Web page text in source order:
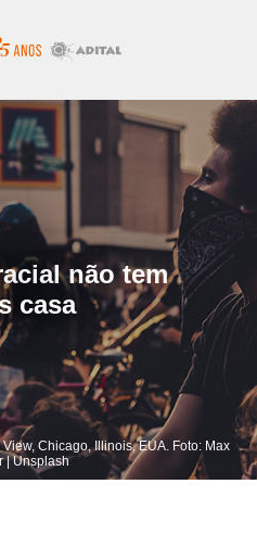
não tem
casa
Chicago, Illinois, EUA. Foto: Max
| Unsplash